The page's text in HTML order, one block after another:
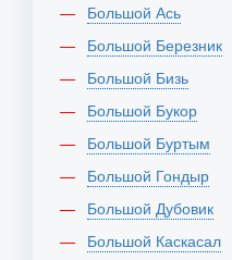
Большой Ась
Большой Березник
Большой Бизь
Большой Букор
Большой Буртым
Большой Гондыр
Большой Дубовик
Большой Каскасал